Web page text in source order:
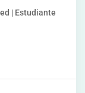
| Estudiante